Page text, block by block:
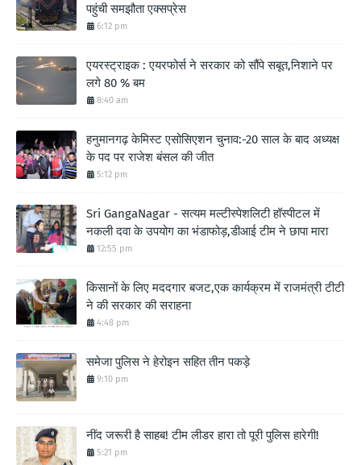
पहुंची समझौता एक्सप्रेस
6:12 pm
एयरस्ट्राइक : एयरफोर्स ने सरकार को सौंपे सबूत,निशाने पर
लगे 80 % बम
8:40 am
हनुमानगढ़ केमिस्ट एसोसिएशन चुनाव:-20 साल के बाद अध्यक्ष
के पद पर राजेश बंसल की जीत
5:12 pm
Sri GangaNagar - सत्यम मल्टीस्पेशलिटी हॉस्पीटल में
नकली दवा के उपयोग का भंडाफोड़,डीआई टीम ने छापा मारा
12:55 pm
किसानों के लिए मददगार बजट,एक कार्यक्रम में राजमंत्री टीटी
ने की सरकार की सराहना
4:48 pm
समेजा पुलिस ने हेरोइन सहित तीन पकड़े
9:10 pm
नींद जरूरी है साहब! टीम लीडर हारा तो पूरी पुलिस हारेगी!
5:21 pm